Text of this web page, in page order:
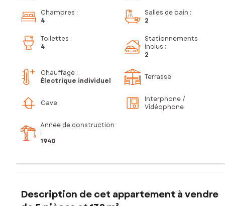
Chambres :
4
Salles de bain :
2
Toilettes :
4
Stationnements
inclus :
2
Chauffage :
Électrique individuel
Terrasse
Cave
Interphone /
Vidéophone
Année de construction
:
1940
Description de cet appartement à vendre